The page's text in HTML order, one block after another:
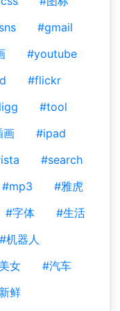
#gmail
#youtube
#flickr
#tool
画
#ipad
#search
#mp3
#雅虎
#字体
#生活
#机器人
女
#汽车
鲜